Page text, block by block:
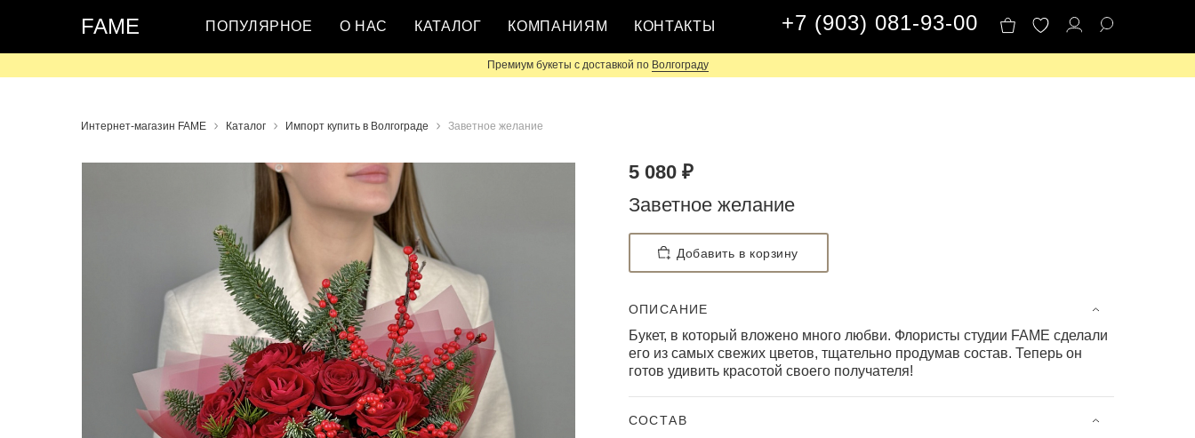
FAME ПОПУЛЯРНОЕ О НАС КАТАЛОГ КОМПАНИЯМ КОНТАКТЫ +7 (903) 081-93-00
Премиум букеты с доставкой по Волгограду
Интернет-магазин FAME Каталог Импорт купить в Волгограде Заветное желание
5 080 ₽
Заветное желание
Добавить в корзину
ОПИСАНИЕ
Букет, в который вложено много любви. Флористы студии FAME сделали
его из самых свежих цветов, тщательно продумав состав. Теперь он
готов удивить красотой своего получателя!
СОСТАВ